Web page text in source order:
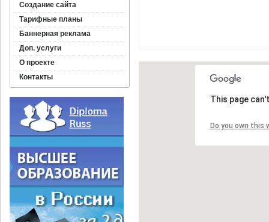
Создание сайта
Тарифные планы
Баннерная реклама
Доп. услуги
О проекте
Контакты
This page
Do you own this